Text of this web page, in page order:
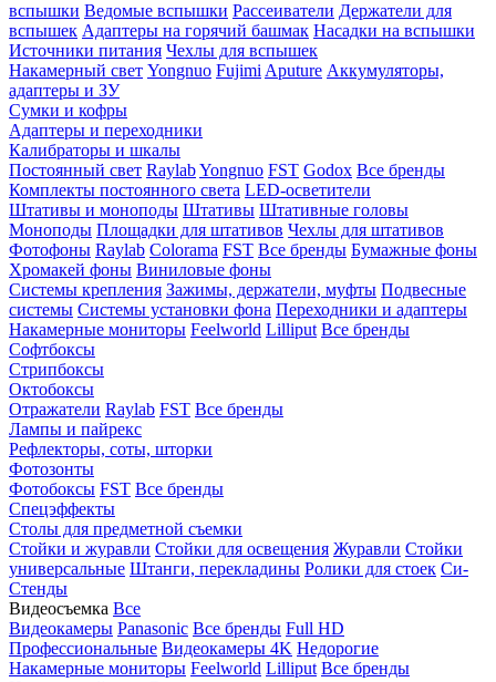
вспышки Ведомые вспышки Рассеиватели Держатели для
вспышек Адаптеры на горячий башмак Насадки на вспышки
Источники питания Чехлы для вспышек
Накамерный свет Yongnuo Fujimi Aputure Аккумуляторы,
адаптеры и ЗУ
Сумки и кофры
Адаптеры и переходники
Калибраторы и шкалы
Постоянный свет RaylabYongnuo FST Godox Все бренды
Комплекты постоянного света LED-осветители
Штативы и моноподы Штативы Штативные головы
Моноподы Площадки для штативов Чехлы для штативов
Фотофоны Raylab Colorama FST Все бренды Бумажные фоны
Хромакей фоны Виниловые фоны
Системы крепления Зажимы, держатели, муфты Подвесные
системы Системы установки фона Переходники и адаптеры
Накамерные мониторы Feelworld Lilliput Все бренды
Софтбоксы
Стрипбоксы
Октобоксы
Отражатели Raylab FST Все бренды
Лампы и пайрекс
Рефлекторы, соты, шторки
Фотозонты
Фотобоксы FST Все бренды
Спецэффекты
Столы для предметной съемки
Стойки и журавли Стойки для освещения Журавли Стойки
универсальные Штанги, перекладины Ролики для стоек Си-
Стенды
Видеосъемка Все
Видеокамеры Panasonic Все бренды Full HD
Профессиональные Видеокамеры 4K Недорогие
Накамерные мониторы Feelworld Lilliput Все бренды